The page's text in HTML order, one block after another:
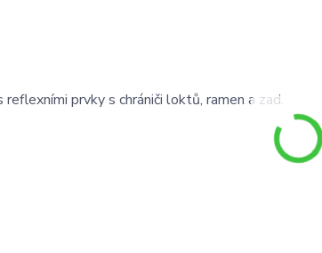
prvky s chrániči loktů, ramen a zad.